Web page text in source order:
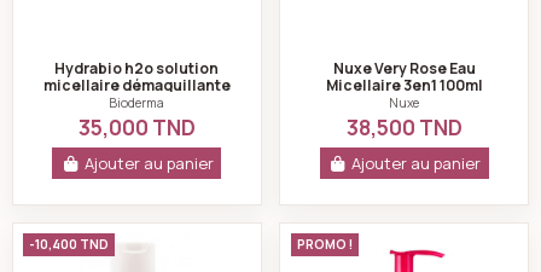
Hydrabio h2o solution
micellaire démaquillante
hydratante 250ml -
bioderma
Bioderma
35,000 TND
Ajouter au panier
Nuxe Very Rose Eau
Micellaire 3en1 100ml
Nuxe
38,500 TND
Ajouter au panier
Aquaruboril solution micellaire démaquillante
-10,400 TND SVR Sensifine ar
PROMO !